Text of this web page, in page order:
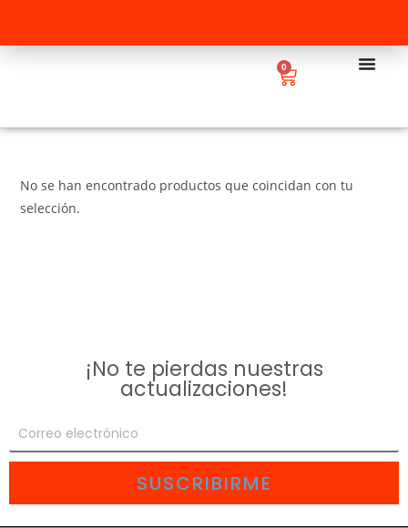
0
No se han encontrado productos que coincidan con tu
selección.
¡No te pierdas nuestras
actualizaciones!
SUSCRIBIRME